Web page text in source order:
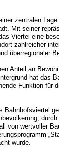
zentralen
Mit seiner
Viertel eine
zahlreicher
überregionaler
Anteil an
hat das
Funktion für
Bahnhofsviertel
von wertvoller
wurde.